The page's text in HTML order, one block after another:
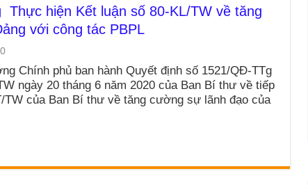
hiện Kết luận số 80-KL/TW về tăng
với công tác PBPL
0
Chính phủ ban hành Quyết định số 1521/QĐ-TTg
ngày 20 tháng 6 năm 2020 của Ban Bí thư về tiếp
của Ban Bí thư về tăng cường sự lãnh đạo của